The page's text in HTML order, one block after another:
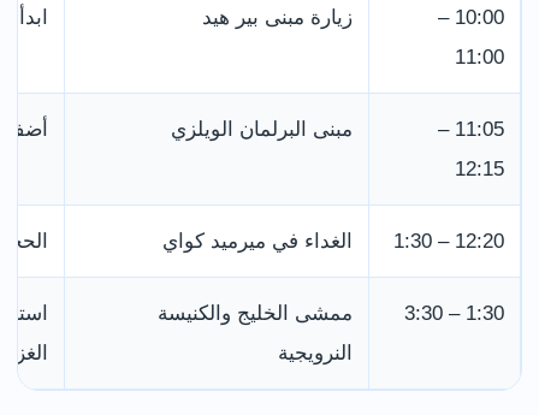
10:00 –
11:00
زيارة مبنى بير هيد
11:05 –
12:15
مبنى البرلمان الويلزي أضف
12:20 – 1:30 الغداء في ميرميد كواي
1:30 – 3:30
ممشى الخليج والكنيسة
النرويجية
الغزير